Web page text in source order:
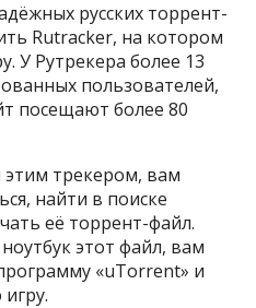
русских торрент-
Rutracker, на котором
У Рутрекера более 13
пользователей,
посещают более 80
этим трекером, вам
найти в поиске
её торрент-файл.
этот файл, вам
«uTorrent» и